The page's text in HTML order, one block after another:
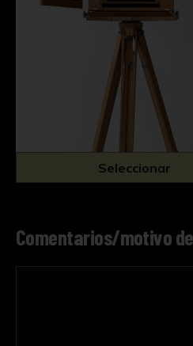
Seleccionar
Comentarios/motivo